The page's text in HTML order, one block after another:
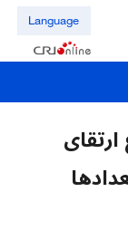
Language